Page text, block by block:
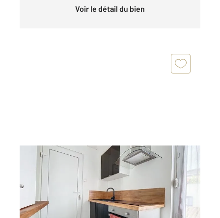
Voir le détail du bien
TROYES 10
19,11 m
, 1 pièce
Ref : 72025
Appartement F1 à louer
440 €